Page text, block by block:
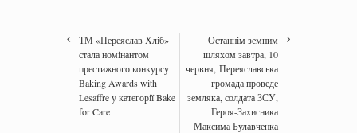
ТМ «Переяслав Хліб»
стала номінантом
престижного конкурсу
Baking Awards with
Lesaffre у категорії Bake
for Care
Останнім земним
шляхом завтра, 10
червня, Переяславська
громада проведе
земляка, солдата ЗСУ,
Героя-Захисника
Максима Булавченка